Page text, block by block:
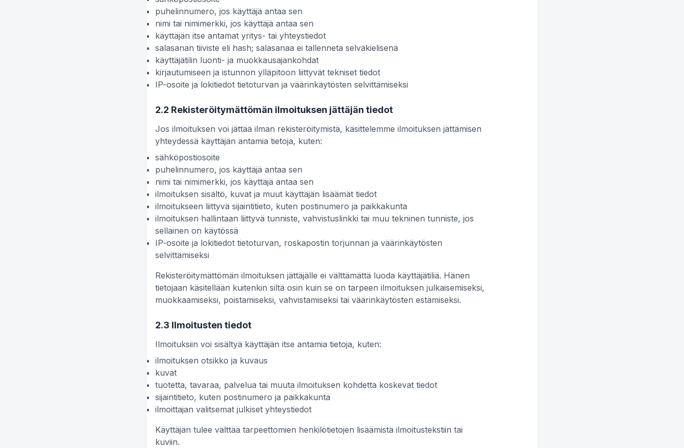
puhelinnumero, jos käyttäjä antaa sen
nimi tai nimimerkki, jos käyttäjä antaa sen
käyttäjän itse antamat yritys- tai yhteystiedot
salasanan tiiviste eli hash; salasanaa ei tallenneta selväkielisenä
käyttäjätilin luonti- ja muokkausajankohdat
kirjautumiseen ja istunnon ylläpitoon liittyvät tekniset tiedot
IP-osoite ja lokitiedot tietoturvan ja väärinkäytösten selvittämiseksi
2.2 Rekisteröitymättömän ilmoituksen jättäjän tiedot
Jos ilmoituksen voi jättää ilman rekisteröitymistä, käsittelemme ilmoituksen jättämisen
yhteydessä käyttäjän antamia tietoja, kuten:
sähköpostiosoite
puhelinnumero, jos käyttäjä antaa sen
nimi tai nimimerkki, jos käyttäjä antaa sen
ilmoituksen sisältö, kuvat ja muut käyttäjän lisäämät tiedot
ilmoitukseen liittyvä sijaintitieto, kuten postinumero ja paikkakunta
ilmoituksen hallintaan liittyvä tunniste, vahvistuslinkki tai muu tekninen tunniste, jos
sellainen on käytössä
IP-osoite ja lokitiedot tietoturvan, roskapostin torjunnan ja väärinkäytösten
selvittämiseksi
Rekisteröitymättömän ilmoituksen jättäjälle ei välttämättä luoda käyttäjätiliä. Hänen
tietojaan käsitellään kuitenkin siltä osin kuin se on tarpeen ilmoituksen julkaisemiseksi,
muokkaamiseksi, poistamiseksi, vahvistamiseksi tai väärinkäytösten estämiseksi.
2.3 Ilmoitusten tiedot
Ilmoituksiin voi sisältyä käyttäjän itse antamia tietoja, kuten:
ilmoituksen otsikko ja kuvaus
kuvat
tuotetta, tavaraa, palvelua tai muuta ilmoituksen kohdetta koskevat tiedot
sijaintitieto, kuten postinumero ja paikkakunta
ilmoittajan valitsemat julkiset yhteystiedot
Käyttäjän tulee välttää tarpeettomien henkilötietojen lisäämistä ilmoitustekstiin tai
kuviin.